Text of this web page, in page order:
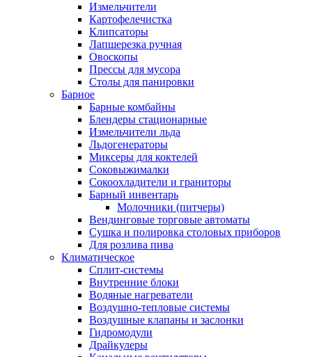
Измельчители
Картофелечистка
Клипсаторы
Лапшерезка ручная
Овоскопы
Прессы для мусора
Столы для панировки
Барное
Барные комбайны
Блендеры стационарные
Измельчители льда
Льдогенераторы
Миксеры для коктелей
Соковыжималки
Сокоохладители и граниторы
Барный инвентарь
Молочники (питчеры)
Вендинговые торговые автоматы
Сушка и полировка столовых приборов
Для розлива пива
Климатическое
Сплит-системы
Внутренние блоки
Водяные нагреватели
Воздушно-тепловые системы
Воздушные клапаны и заслонки
Гидромодули
Драйкулеры